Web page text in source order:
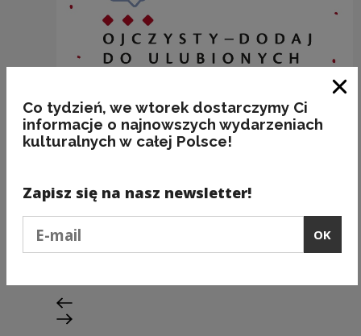
Previous slide
Next slide
Co tydzień, we wtorek dostarczymy Ci
informacje o najnowszych wydarzeniach
kulturalnych w całej Polsce!
Zapisz się na nasz newsletter!
OK